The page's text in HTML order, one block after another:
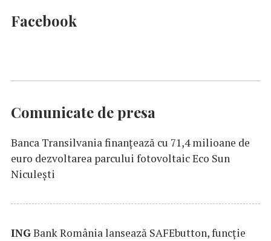
Facebook
Comunicate de presa
Banca Transilvania finanțează cu 71,4 milioane de
euro dezvoltarea parcului fotovoltaic Eco Sun
Niculești
INGBank România lansează SAFEbutton, funcţie